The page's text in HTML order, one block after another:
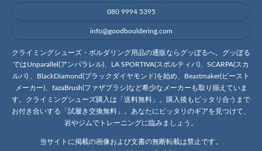
080 9994 5395
info@goodbouldering.com
クライミングシューズ・ボルダリング用品の通販ならグッぼるへ。グッぼる
ではUnparallel(アンパラレル)、LA SPORTIVA(スポルティバ)、SCARPA(スカ
ルパ) 、BlackDiamond(ブラックダイヤモンド)を始め、Beastmaker(ビースト
メーカー)、fazaBrush(ファザブラシ)など希少なメーカーも取り揃えていま
す。クライミングシューズ購入は「送料無料」。購入後もピッタリ合うまで
お付き合いする「試履き交換無料」。あなたにピッタリのギアを見つけて、
岩やジムでトレーニングに臨みましょう。
当サイトに掲載の画像および文書の無断転載は禁止です。